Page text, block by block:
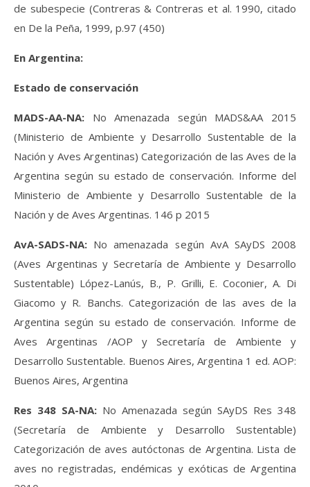
de subespecie (Contreras & Contreras et al. 1990, citado
en De la Peña, 1999, p.97 (450)
En Argentina:
Estado de conservación
MADS-AA-NA: No Amenazada según MADS&AA 2015
(Ministerio de Ambiente y Desarrollo Sustentable de la
Nación y Aves Argentinas) Categorización de las Aves de la
Argentina según su estado de conservación. Informe del
Ministerio de Ambiente y Desarrollo Sustentable de la
Nación y de Aves Argentinas. 146 p 2015
AvA-SADS-NA: No amenazada según AvA SAyDS 2008
(Aves Argentinas y Secretaría de Ambiente y Desarrollo
Sustentable) López-Lanús, B., P. Grilli, E. Coconier, A. Di
Giacomo y R. Banchs. Categorización de las aves de la
Argentina según su estado de conservación. Informe de
Aves Argentinas /AOP y Secretaría de Ambiente y
Desarrollo Sustentable. Buenos Aires, Argentina 1 ed. AOP:
Buenos Aires, Argentina
Res 348 SA-NA: No Amenazada según SAyDS Res 348
(Secretaría de Ambiente y Desarrollo Sustentable)
Categorización de aves autóctonas de Argentina. Lista de
aves no registradas, endémicas y exóticas de Argentina